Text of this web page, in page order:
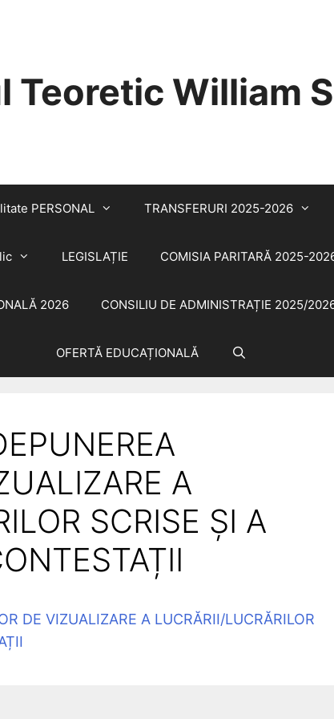
Teoretic William
PERSONAL TRANSFERURI 2025-2026
LEGISLAȚIE COMISIA PARITARĂ 2025-
2026 CONSILIU DE ADMINISTRAȚIE 2025/
OFERTĂ EDUCAȚIONALĂ
A
SCRISE ȘI A
DE VIZUALIZARE A LUCRĂRII/LUCRĂRILOR